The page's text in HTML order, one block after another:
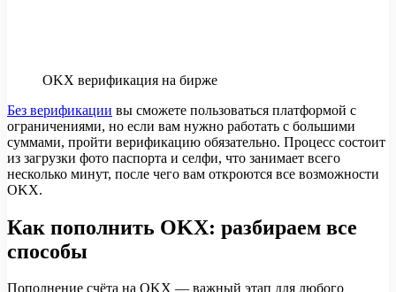
OKX верификация на бирже
Без верификации вы сможете пользоваться платформой с
ограничениями, но если вам нужно работать с большими
суммами, пройти верификацию обязательно. Процесс состоит
из загрузки фото паспорта и селфи, что занимает всего
несколько минут, после чего вам откроются все возможности
OKX.
Как пополнить OKX: разбираем все
способы
Пополнение счёта на OKX — важный этап для любого